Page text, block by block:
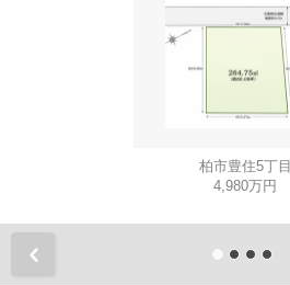
柏市豊住5丁目
4,980万円